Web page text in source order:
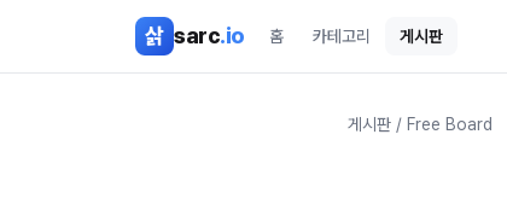
삵 sarc.io 홈 카테고리 게시판
게시판 / Free Board